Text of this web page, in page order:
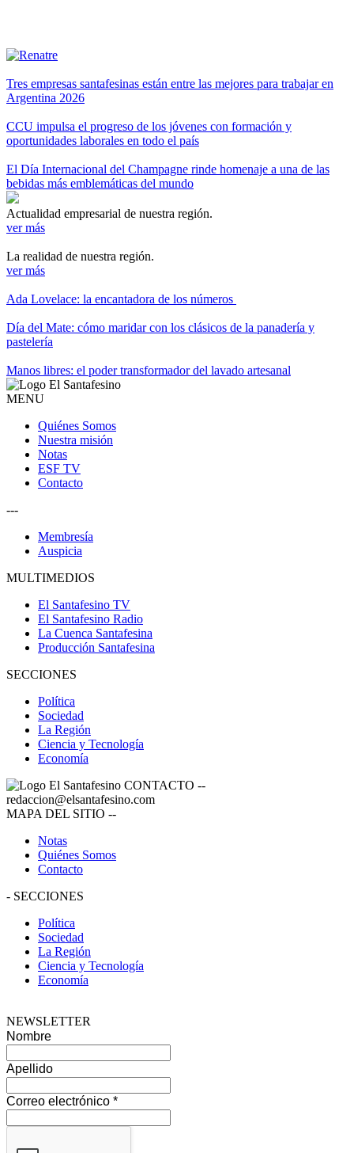
Tres empresas santafesinas están entre las mejores para trabajar en
Argentina 2026
CCU impulsa el progreso de los jóvenes con formación y
oportunidades laborales en todo el país
El Día Internacional del Champagne rinde homenaje a una de las
bebidas más emblemáticas del mundo
Actualidad empresarial de nuestra región.
ver más
La realidad de nuestra región.
ver más
Ada Lovelace: la encantadora de los números
Día del Mate: cómo maridar con los clásicos de la panadería y
pastelería
Manos libres: el poder transformador del lavado artesanal
MENU
Quiénes Somos
Nuestra misión
Notas
ESF TV
Contacto
---
Membresía
Auspicia
MULTIMEDIOS
El Santafesino TV
El Santafesino Radio
La Cuenca Santafesina
Producción Santafesina
SECCIONES
Política
Sociedad
La Región
Ciencia y Tecnología
Economía
CONTACTO --
redaccion@elsantafesino.com
MAPA DEL SITIO --
Notas
Quiénes Somos
Contacto
- SECCIONES
Política
Sociedad
La Región
Ciencia y Tecnología
Economía
NEWSLETTER
Nombre
Apellido
Correo electrónico *